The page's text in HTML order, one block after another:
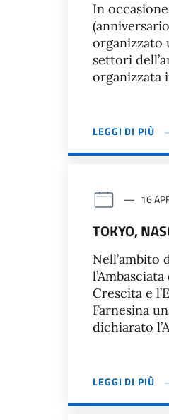
In
organizzato
settori
organizzata
LEGGI DI PIÙ
16
TOKYO,
Nell’ambito
Crescita e
Farnesina
dichiarato
LEGGI DI PIÙ